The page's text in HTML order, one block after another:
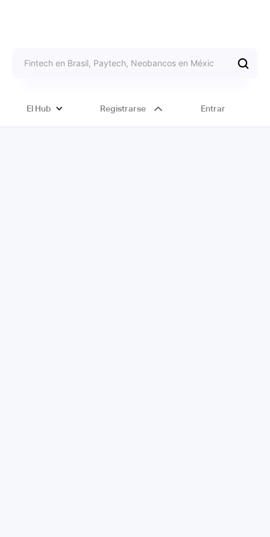
El Hub Registrarse Entrar